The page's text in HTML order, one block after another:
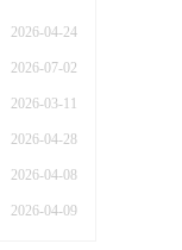
2026-04-24
2026-07-02
2026-03-11
2026-04-28
2026-04-08
2026-04-09